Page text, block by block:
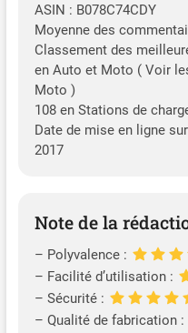
ASIN : B078C74CDY
Moyenne des
Classement des
en Auto et Moto ( Voir
Moto )
108 en Stations de
Date de mise en ligne
2017
Note de la
– Polyvalence :
– Facilité d’utilisation :
– Sécurité :
– Qualité de fabrication :